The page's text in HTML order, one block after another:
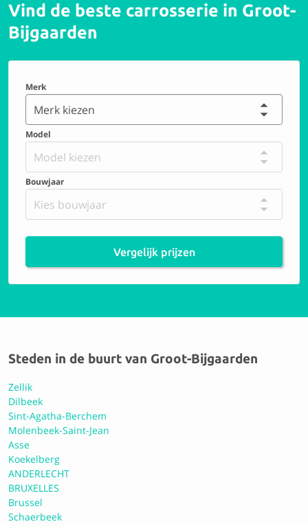
Smart Car Repair Aalst
9.6 Perfect
9.4 Perfect
Vind de beste carrosserie in Groot-
Bijgaarden
Merk
Merk kiezen
Model
Model kiezen
Bouwjaar
Kies bouwjaar
Vergelijk prijzen
Steden in de buurt van Groot-Bijgaarden
Zellik
Dilbeek
Sint-Agatha-Berchem
Molenbeek-Saint-Jean
Asse
Koekelberg
ANDERLECHT
BRUXELLES
Brussel
Schaerbeek